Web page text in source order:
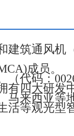
建筑通风机
成员。
（代码：
有四大研发
马来西亚等
活等观光型